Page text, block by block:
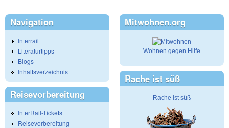
Navigation
Interrail
Literaturtipps
Blogs
Inhaltsverzeichnis
Reisevorbereitung
InterRail-Tickets
Reisevorbereitung
Mitwohnen.org
Wohnen gegen Hilfe
Rache ist süß
Rache ist süß